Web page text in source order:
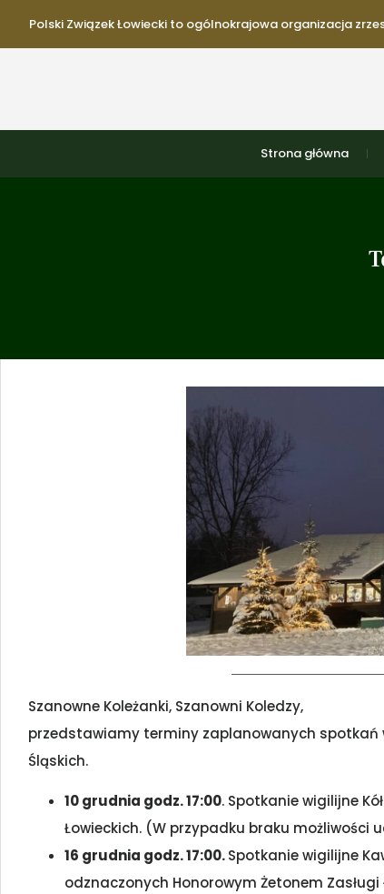
Polski Związek Łowiecki to ogólnokrajowa organizacja
Strona główna
Szanowne Koleżanki, Szanowni Koledzy,
przedstawiamy terminy zaplanowanych spotkań
Śląskich.
10 grudnia godz. 17:00. Spotkanie wigilijne
Łowieckich. (W przypadku braku możliwości
16 grudnia godz. 17:00.Spotkanie wigilijne
odznaczonych Honorowym Żetonem Zasługi